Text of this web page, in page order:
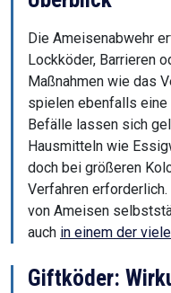
Die Ameisenabwehr
Lockköder, Barrieren
Maßnahmen wie das
spielen ebenfalls
Befälle lassen sich
Hausmitteln wie
doch bei größeren
Verfahren
von Ameisen
auch in einem der
Giftköder: